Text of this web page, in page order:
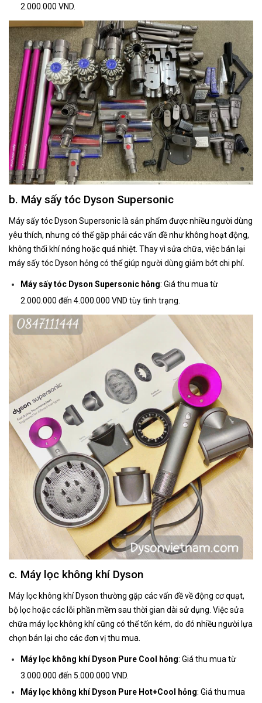
2.000.000 VND.
b. Máy sấy tóc Dyson Supersonic
Máy sấy tóc Dyson Supersonic là sản phẩm được nhiều người dùng
yêu thích, nhưng có thể gặp phải các vấn đề như không hoạt động,
không thổi khí nóng hoặc quá nhiệt. Thay vì sửa chữa, việc bán lại
máy sấy tóc Dyson hỏng có thể giúp người dùng giảm bớt chi phí.
Máy sấy tóc Dyson Supersonic hỏng: Giá thu mua từ
2.000.000 đến 4.000.000 VND tùy tình trạng.
c. Máy lọc không khí Dyson
Máy lọc không khí Dyson thường gặp các vấn đề về động cơ quạt,
bộ lọc hoặc các lỗi phần mềm sau thời gian dài sử dụng. Việc sửa
chữa máy lọc không khí cũng có thể tốn kém, do đó nhiều người lựa
chọn bán lại cho các đơn vị thu mua.
Máy lọc không khí Dyson Pure Cool hỏng: Giá thu mua từ
3.000.000 đến 5.000.000 VND.
Máy lọc không khí Dyson Pure Hot+Cool hỏng: Giá thu mua